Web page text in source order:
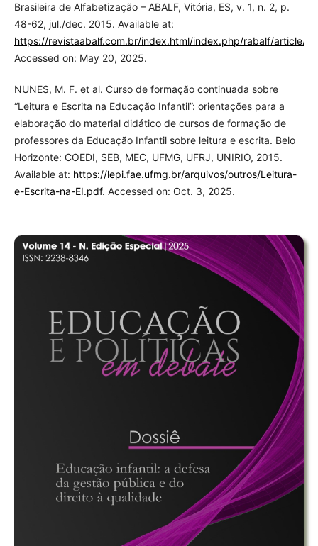
Brasileira de Alfabetização – ABALF, Vitória, ES, v. 1, n. 2, p.
48-62, jul./dec. 2015. Available at:
https://revistaabalf.com.br/index.html/index.php/rabalf/article/
Accessed on: May 20, 2025.
NUNES, M. F. et al. Curso de formação continuada sobre
“Leitura e Escrita na Educação Infantil”: orientações para a
elaboração do material didático de cursos de formação de
professores da Educação Infantil sobre leitura e escrita. Belo
Horizonte: COEDI, SEB, MEC, UFMG, UFRJ, UNIRIO, 2015.
Available at: https://lepi.fae.ufmg.br/arquivos/outros/Leitura-
e-Escrita-na-EI.pdf. Accessed on: Oct. 3, 2025.